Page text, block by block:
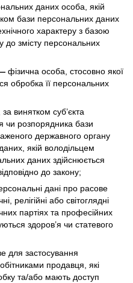
даних особа, якій
бази персональних даних
характеру з базою
до змісту персональних
фізична особа, стосовно якої
обробка її персональних
винятком суб’єкта
чи розпорядника бази
державного органу
якій володільцем
даних здійснюється
до закону;
дані про расове
релігійні або світоглядні
партіях та професійних
здоров’я чи статевого
для застосування
продавця, які
та/або мають доступ